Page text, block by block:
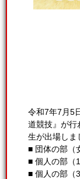
令和7年7月5
道競技』が行
生が出場しま
■ 団体の部
■ 個人の部
■ 個人の部